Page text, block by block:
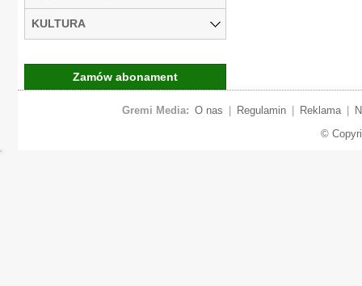
KULTURA
Zamów abonament
Gremi Media: O nas Regulamin Reklama
©